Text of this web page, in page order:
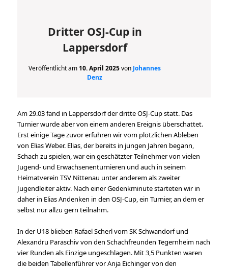
Dritter OSJ-Cup in
Lappersdorf
Veröffentlicht am10. April 2025von Johannes
Denz
Am 29.03 fand in Lappersdorf der dritte OSJ-Cup statt. Das
Turnier wurde aber von einem anderen Ereignis überschattet.
Erst einige Tage zuvor erfuhren wir vom plötzlichen Ableben
von Elias Weber. Elias, der bereits in jungen Jahren begann,
Schach zu spielen, war ein geschätzter Teilnehmer von vielen
Jugend- und Erwachsenenturnieren und auch in seinem
Heimatverein TSV Nittenau unter anderem als zweiter
Jugendleiter aktiv. Nach einer Gedenkminute starteten wir in
daher in Elias Andenken in den OSJ-Cup, ein Turnier, an dem er
selbst nur allzu gern teilnahm.
In der U18 blieben Rafael Scherl vom SK Schwandorf und
Alexandru Paraschiv von den Schachfreunden Tegernheim nach
vier Runden als Einzige ungeschlagen. Mit 3,5 Punkten waren
die beiden Tabellenführer vor Anja Eichinger von den